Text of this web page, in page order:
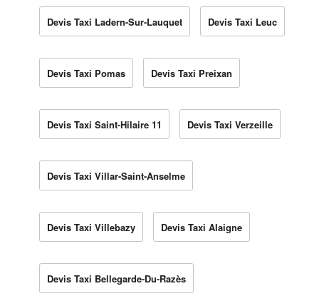
Devis Taxi Ladern-Sur-Lauquet Devis Taxi Leuc
Devis Taxi Pomas Devis Taxi Preixan
Devis Taxi Saint-Hilaire 11 Devis Taxi Verzeille
Devis Taxi Villar-Saint-Anselme
Devis Taxi Villebazy Devis Taxi Alaigne
Devis Taxi Bellegarde-Du-Razès